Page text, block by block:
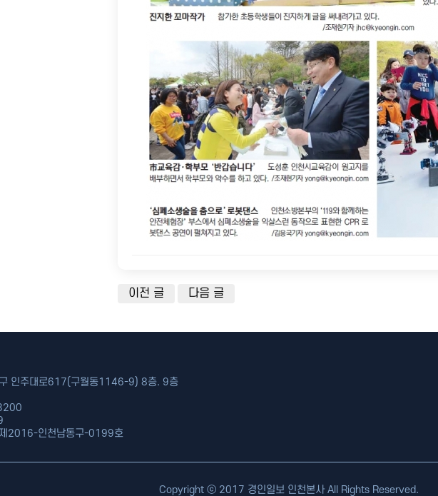
이전 글 다음 글
인주대로617(구월동1146-9) 8층. 9층
2016-인천남동구-0199호
Copyright ⓒ 2017 경인일보 인천본사 All Rights Reserved.